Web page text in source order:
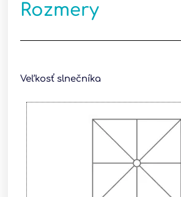
Rozmery
Veľkosť slnečníka